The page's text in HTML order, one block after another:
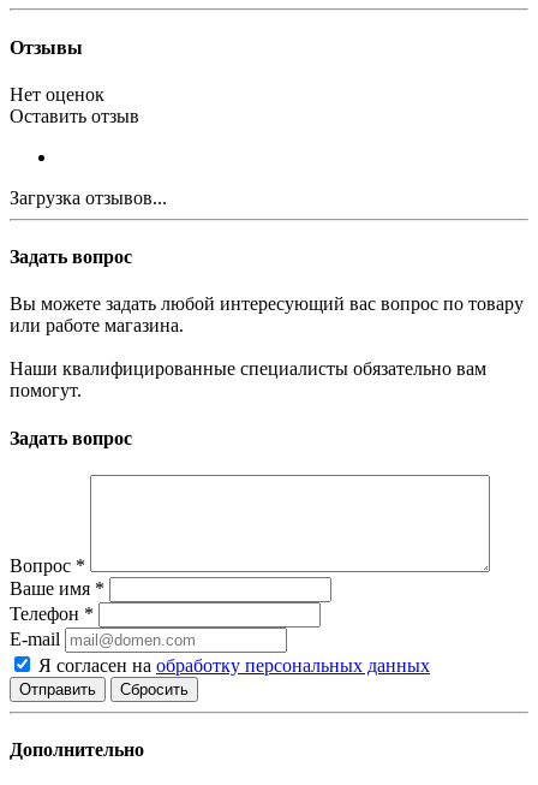
Отзывы
Нет оценок
Оставить отзыв
Загрузка отзывов...
Задать вопрос
Вы можете задать любой интересующий вас вопрос по товару
или работе магазина.
Наши квалифицированные специалисты обязательно вам
помогут.
Задать вопрос
Вопрос *
Ваше имя *
Телефон *
E-mail
Я согласен на обработку персональных данных
Сбросить
Дополнительно